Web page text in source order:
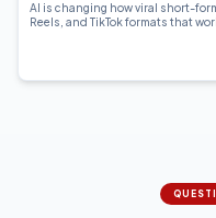
AI is changing how viral short-
Reels, and TikTok formats that